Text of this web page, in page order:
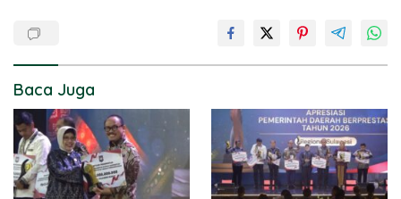
Baca Juga